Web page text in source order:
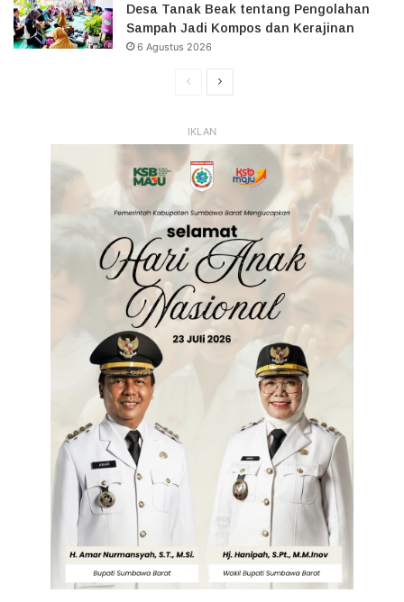
Desa Tanak Beak tentang Pengolahan
Sampah Jadi Kompos dan Kerajinan
6 Agustus 2026
HalamanHalaman
IKLAN